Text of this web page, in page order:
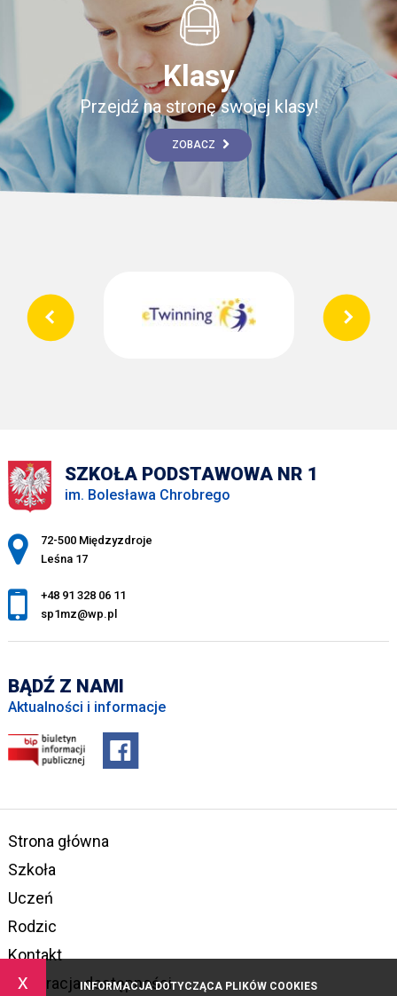
x INFORMACJA DOTYCZĄCA PLIKÓW COOKIES
Klasy
Przejdź na stronę swojej klasy!
ZOBACZ
SZKOŁA PODSTAWOWA NR 1
im. Bolesława Chrobrego
Adres pocztowy:
72-500 Międzyzdroje
Leśna 17
+48 91 328 06 11
sp1mz@wp.pl
BĄDŹ Z NAMI
Aktualności i informacje
Strona główna
Szkoła
Uczeń
Rodzic
Kontakt
Deklaracja dostępności